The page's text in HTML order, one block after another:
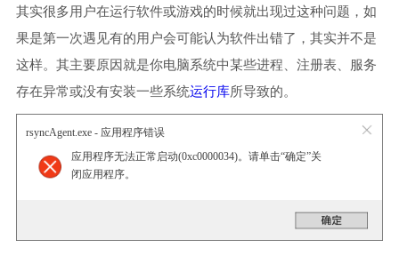
其实很多用户在运行软件或游戏的时候就出现过这种问题，如
果是第一次遇见有的用户会可能认为软件出错了，其实并不是
这样。其主要原因就是你电脑系统中某些进程、注册表、服务
存在异常或没有安装一些系统运行库所导致的。
rsyncAgent.exe - 应用程序错误
应用程序无法正常启动(0xc0000034)。请单击“确定”关
闭应用程序。